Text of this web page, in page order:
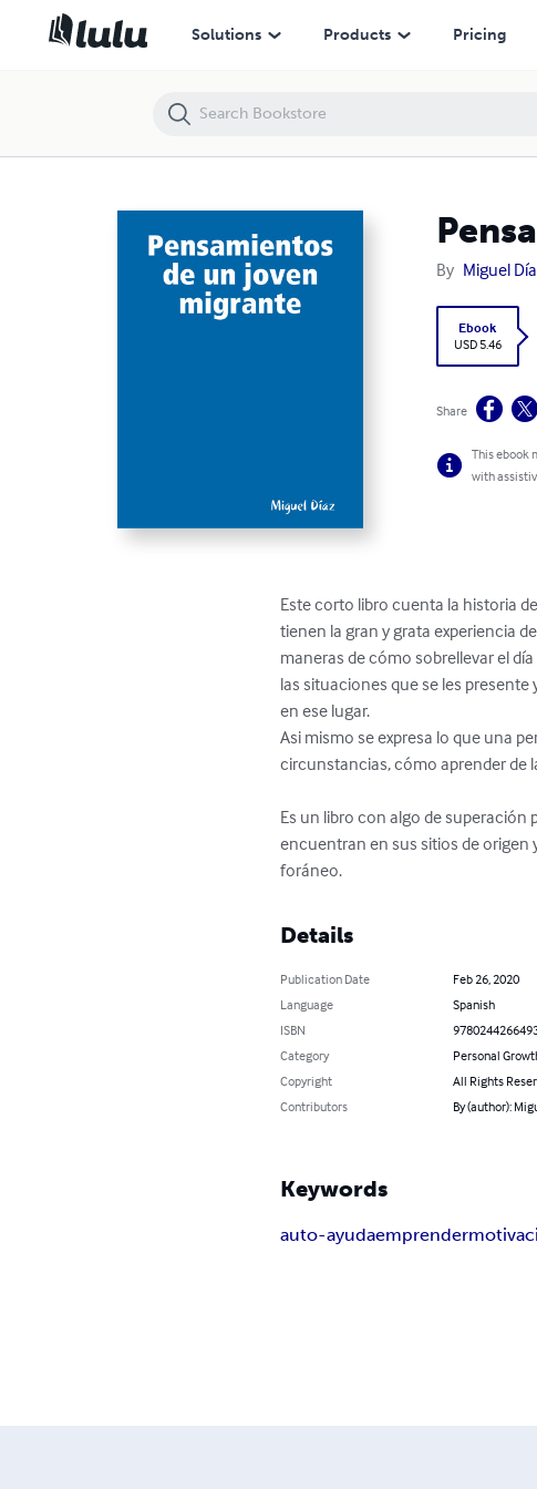
Solutions Products Pricing
By Miguel
Ebook
USD 5.46
Share
This ebook
with
Este corto libro cuenta la historia
tienen la gran y grata experiencia
maneras de cómo sobrellevar el
las situaciones que se les
en ese lugar.
Asi mismo se expresa lo que una
circunstancias, cómo aprender de
Es un libro con algo de superación
encuentran en sus sitios de
foráneo.
Details
Publication Date
Feb 26, 2020
Language
Spanish
ISBN
Category
Personal
Copyright
All Rights
Contributors
By (author):
Keywords
auto-ayudaemprender
Pensamientos de un joven migrante